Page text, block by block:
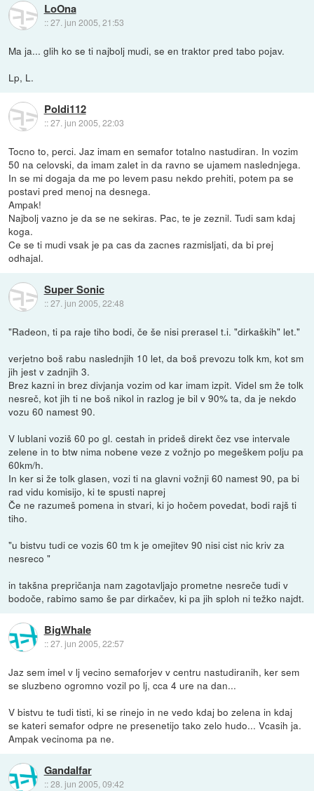
LoOna
::27. jun 2005, 21:53
Ma ja... glih ko se ti najbolj mudi, se en traktor pred tabo pojav.
Lp, L.
Poldi112
::27. jun 2005, 22:03
Tocno to, perci. Jaz imam en semafor totalno nastudiran. In vozim
50 na celovski, da imam zalet in da ravno se ujamem naslednjega.
In se mi dogaja da me po levem pasu nekdo prehiti, potem pa se
postavi pred menoj na desnega.
Ampak!
Najbolj vazno je da se ne sekiras. Pac, te je zeznil. Tudi sam kdaj
koga.
Ce se ti mudi vsak je pa cas da zacnes razmisljati, da bi prej
odhajal.
Super Sonic
::27. jun 2005, 22:48
"Radeon, ti pa raje tiho bodi, če še nisi prerasel t.i. "dirkaških" let."
verjetno boš rabu naslednjih 10 let, da boš prevozu tolk km, kot sm
jih jest v zadnjih 3.
Brez kazni in brez divjanja vozim od kar imam izpit. Videl sm že tolk
nesreč, kot jih ti ne boš nikol in razlog je bil v 90% ta, da je nekdo
vozu 60 namest 90.
V lublani voziš 60 po gl. cestah in prideš direkt čez vse intervale
zelene in to btw nima nobene veze z vožnjo po megeškem polju pa
60km/h.
In ker si že tolk glasen, vozi ti na glavni vožnji 60 namest 90, pa bi
rad vidu komisijo, ki te spusti naprej
Če ne razumeš pomena in stvari, ki jo hočem povedat, bodi rajš ti
tiho.
"u bistvu tudi ce vozis 60 tm k je omejitev 90 nisi cist nic kriv za
nesreco "
in takšna prepričanja nam zagotavljajo prometne nesreče tudi v
bodoče, rabimo samo še par dirkačev, ki pa jih sploh ni težko najdt.
BigWhale
::27. jun 2005, 22:57
Jaz sem imel v lj vecino semaforjev v centru nastudiranih, ker sem
se sluzbeno ogromno vozil po lj, cca 4 ure na dan...
V bistvu te tudi tisti, ki se rinejo in ne vedo kdaj bo zelena in kdaj
se kateri semafor odpre ne presenetijo tako zelo hudo... Vcasih ja.
Ampak vecinoma pa ne.
Gandalfar
::28. jun 2005, 09:42